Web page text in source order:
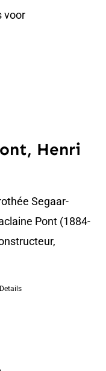
voor
Henri
Segaar-
Pont (1884-
Details